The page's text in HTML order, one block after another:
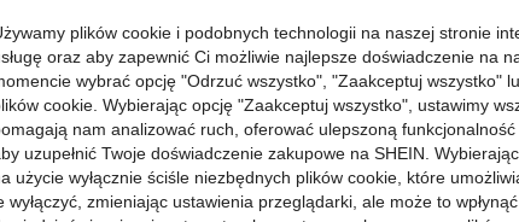
Pomocny (0)
Zobacz Więcej Opinii
plików cookie i podobnych technologii na naszej stronie
oraz aby zapewnić Ci możliwie najlepsze doświadczenie na
wybrać opcję "Odrzuć wszystko", "Zaakceptuj wszystko"
cookie. Wybierając opcję "Zaakceptuj wszystko", ustawimy
nam analizować ruch, oferować ulepszoną
uzupełnić Twoje doświadczenie zakupowe na SHEIN.
użycie wyłącznie ściśle niezbędnych plików cookie, które
wyłączyć, zmieniając ustawienia przeglądarki, ale może to